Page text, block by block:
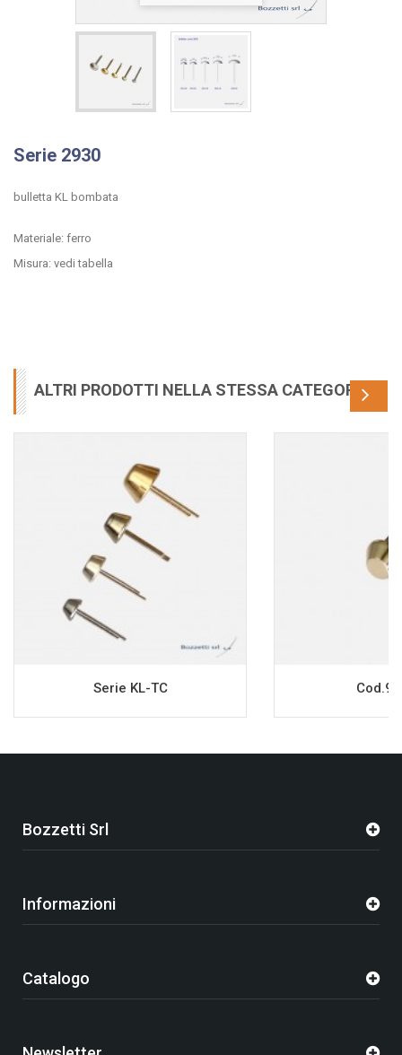
Serie 2930
bulletta KL bombata
Materiale: ferro
Misura: vedi tabella
ALTRI PRODOTTI NELLA STESSA CATEGORIA
Serie KL-TC
Bozzetti Srl
Informazioni
Catalogo